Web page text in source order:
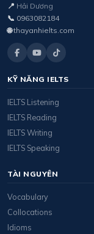
📍 Hải Dương
📞 0963082184
🌐 thayanhielts.com
KỸ NĂNG IELTS
IELTS Listening
IELTS Reading
IELTS Writing
IELTS Speaking
TÀI NGUYÊN
Vocabulary
Collocations
Idioms